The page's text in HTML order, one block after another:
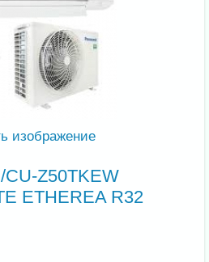
изображение
Z50TKEW
ETHEREA R32